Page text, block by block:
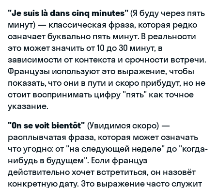
"Je suis là dans cinq minutes"(Я буду через пять
минут) — классическая фраза, которая редко
означает буквально пять минут. В реальности
это может значить от 10 до 30 минут, в
зависимости от контекста и срочности встречи.
Французы используют это выражение, чтобы
показать, что они в пути и скоро прибудут, но не
стоит воспринимать цифру "пять" как точное
указание.
"On se voit bientôt" (Увидимся скоро) —
расплывчатая фраза, которая может означать
что угодно: от "на следующей неделе" до "когда-
нибудь в будущем". Если француз
действительно хочет встретиться, он назовёт
конкретную дату. Это выражение часто служит